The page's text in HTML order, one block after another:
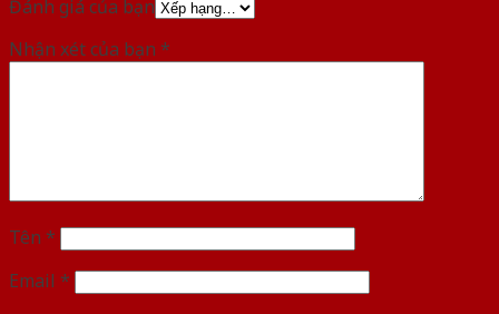
Đánh giá của bạn
Nhận xét của bạn *
Tên *
Email *